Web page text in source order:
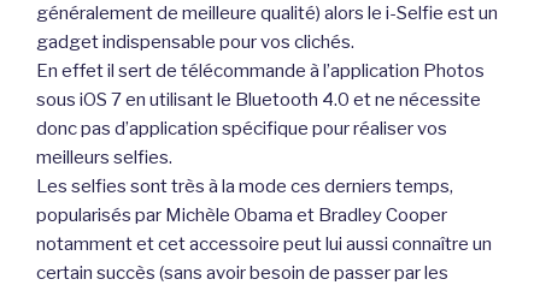
généralement de meilleure qualité) alors le i-Selfie est un
gadget indispensable pour vos clichés.
En effet il sert de télécommande à l’application Photos
sous iOS 7 en utilisant le Bluetooth 4.0 et ne nécessite
donc pas d’application spécifique pour réaliser vos
meilleurs selfies.
Les selfies sont très à la mode ces derniers temps,
popularisés par Michèle Obama et Bradley Cooper
notamment et cet accessoire peut lui aussi connaître un
certain succès (sans avoir besoin de passer par les